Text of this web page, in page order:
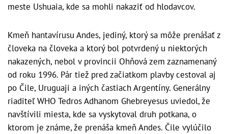
meste Ushuaia, kde sa mohli nakaziť od hlodavcov.
Kmeň hantavírusu Andes, jediný, ktorý sa môže prenášať z
človeka na človeka a ktorý bol potvrdený u niektorých
nakazených, nebol v provincii Ohňová zem zaznamenaný
od roku 1996. Pár tiež pred začiatkom plavby cestoval aj
po Čile, Uruguaji a iných častiach Argentíny. Generálny
riaditeľ WHO Tedros Adhanom Ghebreyesus uviedol, že
navštívili miesta, kde sa vyskytoval druh potkana, o
ktorom je známe, že prenáša kmeň Andes. Čile vylúčilo